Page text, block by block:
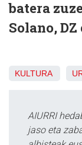
batera
Solano,
KULTURA
AIURRI
jaso eta